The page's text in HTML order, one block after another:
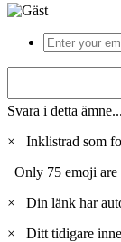
Svara i detta ämne...
×
Inklistrad som
Only 75 emoji are
×
Din länk har
×
Ditt tidigare